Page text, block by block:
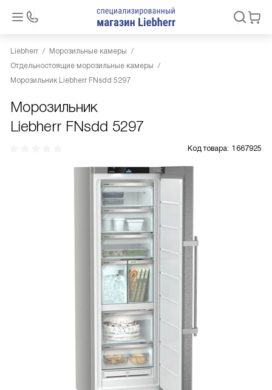
Liebherr
Морозильные камеры
Отдельностоящие морозильные камеры
Морозильник Liebherr FNsdd 5297
Морозильник
Liebherr FNsdd 5297
Код товара: 1667925